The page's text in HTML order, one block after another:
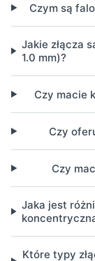
Czym są
Jakie złącza
1.0 mm)?
Czy macie
Czy
Czy
Jaka jest
Które typy